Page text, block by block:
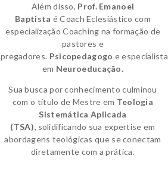
Além disso, Prof. Emanoel
Baptista éCoach Eclesiástico com
especialização Coaching na formação de
pastores e
pregadores. Psicopedagogo eespecialista
em Neuroeducação.
Sua busca por conhecimento culminou
com o título de Mestre em Teologia
Sistemática Aplicada
(TSA), solidificando sua expertise em
abordagens teológicas que se conectam
diretamente com a prática.